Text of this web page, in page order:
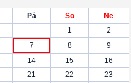
Pá So
Ne
1
2
7 8
9
14 15
16
21 22
23